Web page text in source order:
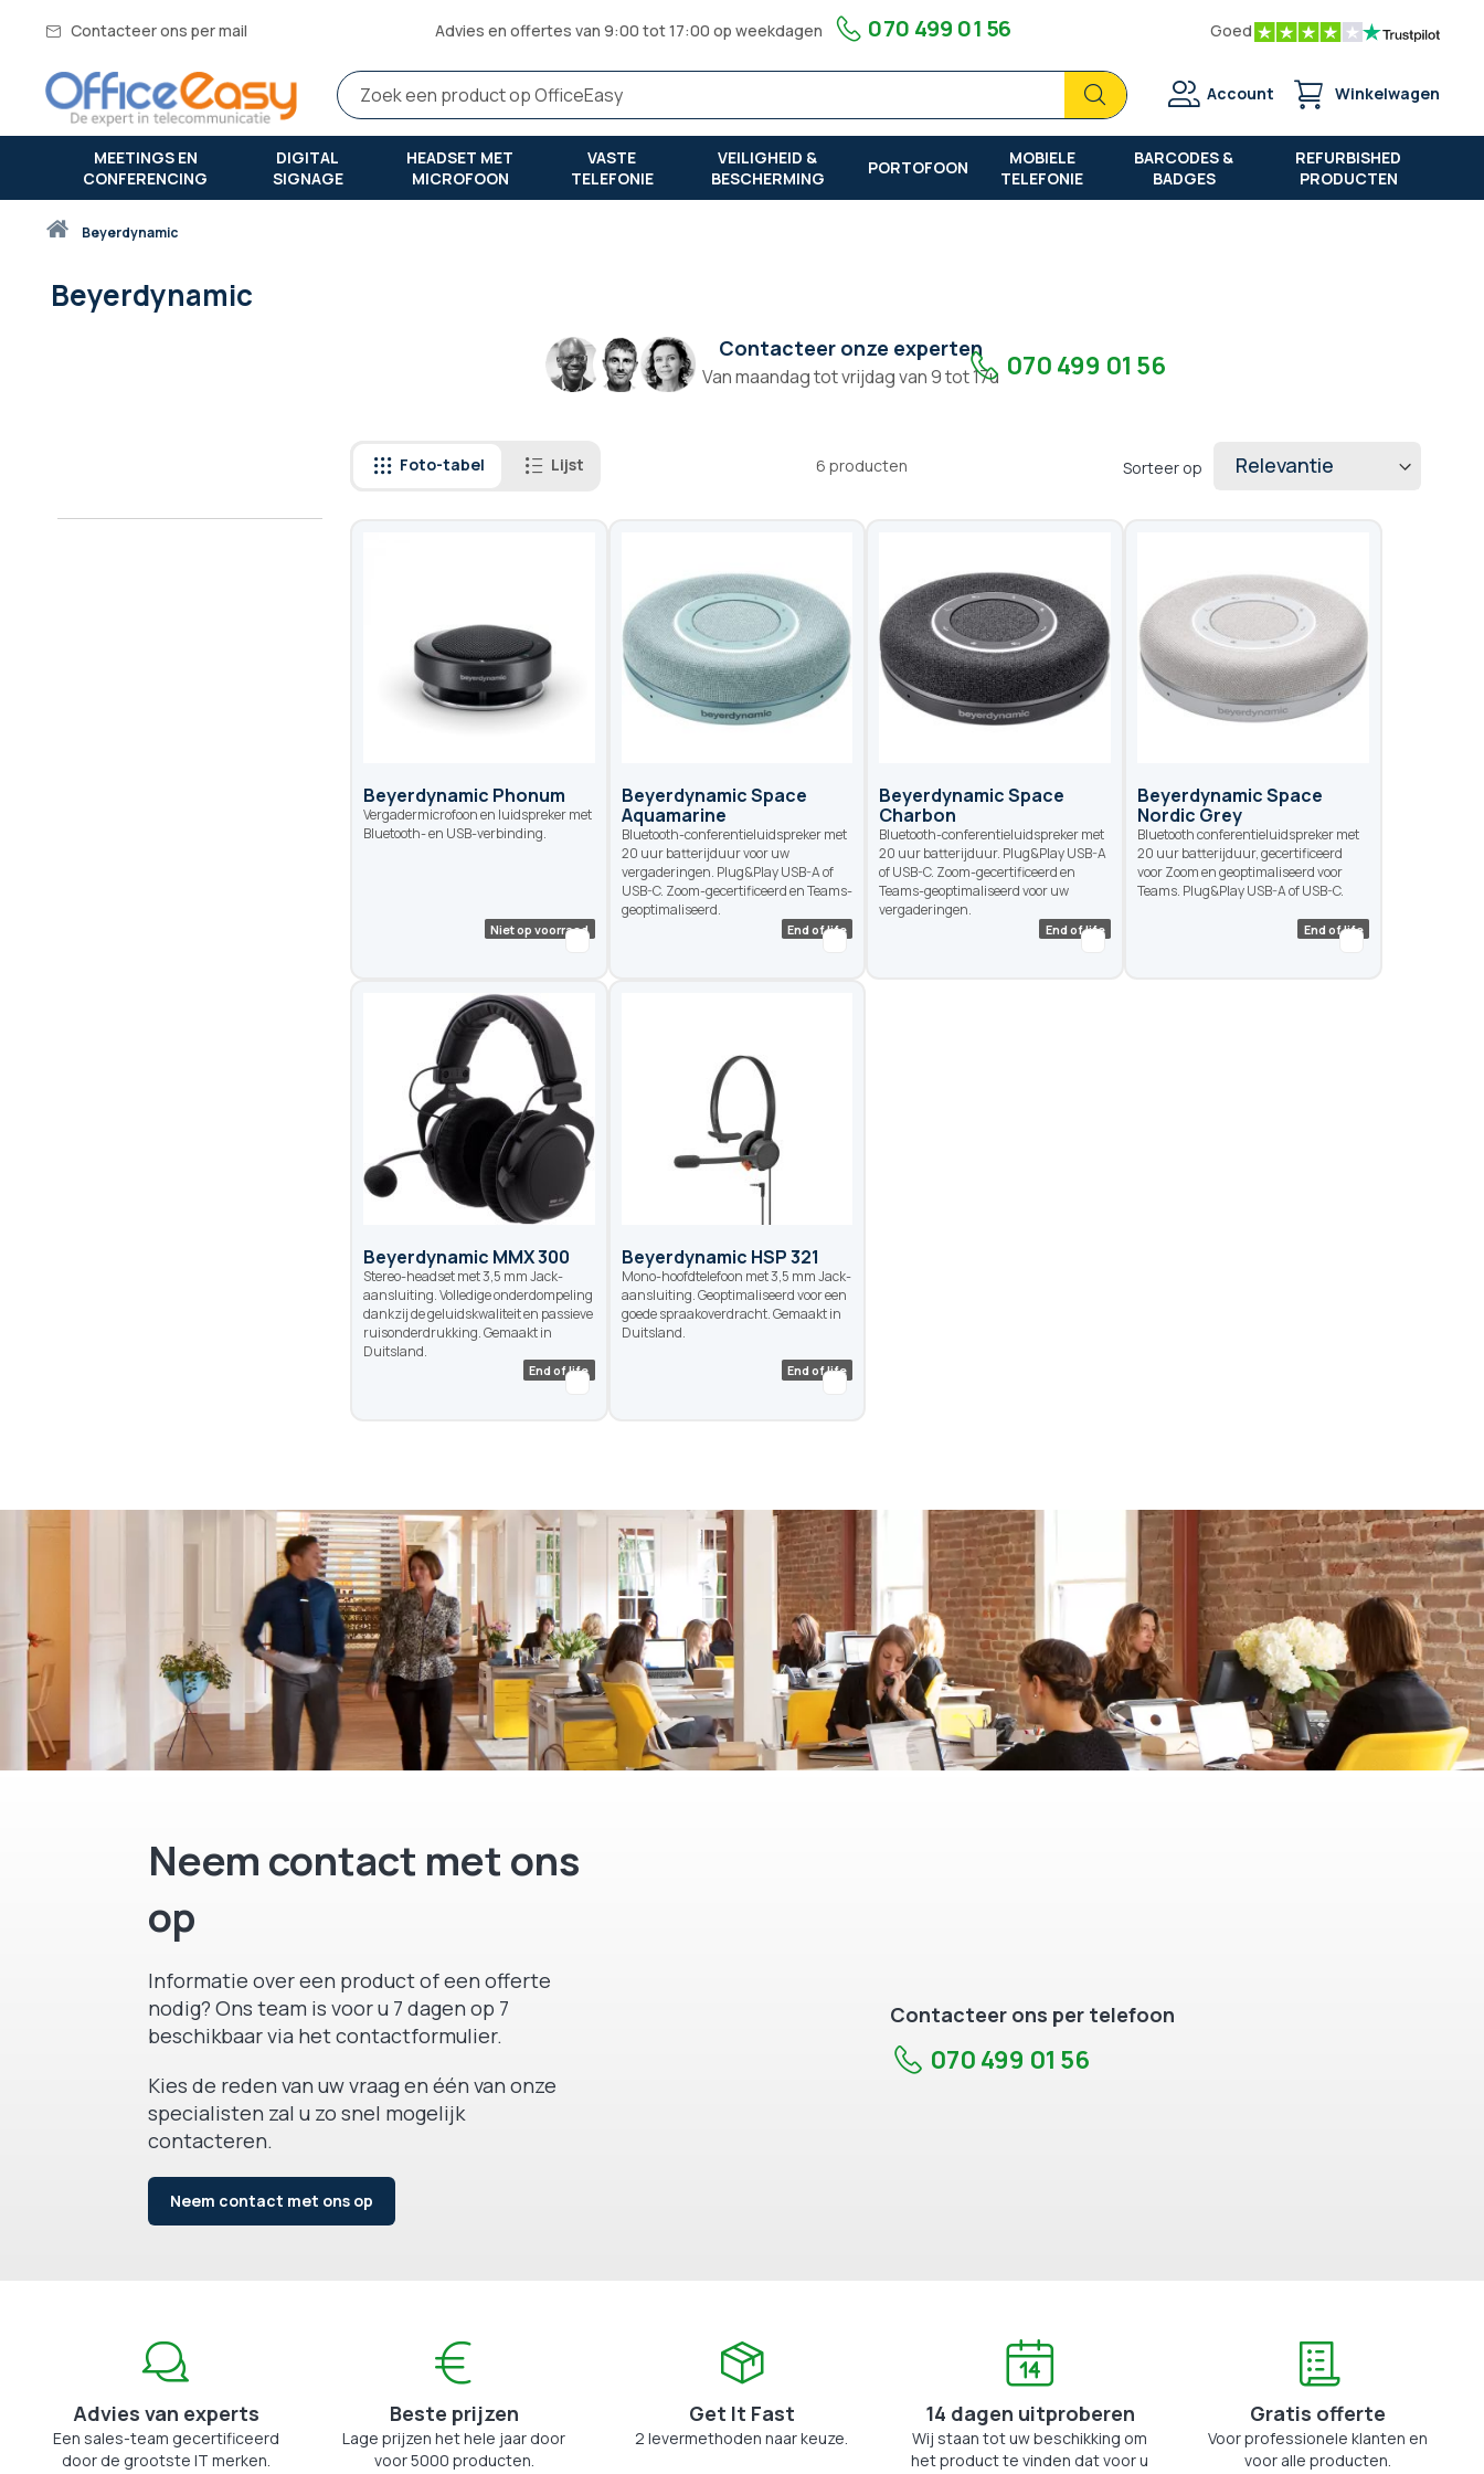
Contacteer ons per mail Advies en offertes van 9:00 tot 17:00 op weekdagen 070 499 01 56 Goed
Zoek
Zoek
Account Winkelwagen
MEETINGS EN
CONFERENCING
DIGITAL
SIGNAGE
HEADSET MET
MICROFOON
VASTE
TELEFONIE
VEILIGHEID &
BESCHERMING
PORTOFOON
MOBIELE
TELEFONIE
BARCODES &
BADGES
REFURBISHED
PRODUCTEN
Thuisbeyerdynamic
Beyerdynamic
Contacteer onze experten
Van maandag tot vrijdag van 9 tot 17u 070 499 01 56
Foto-tabel Lijst 6 producten Sorteer op
Beyerdynamic Phonum
Vergadermicrofoon en luidspreker met
Bluetooth- en USB-verbinding.
Niet op voorraad
Beyerdynamic Space
Aquamarine
Bluetooth-conferentieluidspreker met
20 uur batterijduur voor uw
vergaderingen. Plug&Play USB-A of
USB-C. Zoom-gecertificeerd en Teams-
geoptimaliseerd.
Beyerdynamic Space
Charbon
Bluetooth-conferentieluidspreker met
20 uur batterijduur. Plug&Play USB-A
of USB-C. Zoom-gecertificeerd en
Teams-geoptimaliseerd voor uw
vergaderingen.
Beyerdynamic Space
Nordic Grey
Bluetooth conferentieluidspreker met
20 uur batterijduur, gecertificeerd
voor Zoom en geoptimaliseerd voor
Teams. Plug&Play USB-A of USB-C.
Beyerdynamic MMX 300
Stereo-headset met 3,5 mm Jack-
aansluiting. Volledige onderdompeling
dankzij de geluidskwaliteit en passieve
ruisonderdrukking. Gemaakt in
Duitsland.
End of life
Beyerdynamic HSP 321
Mono-hoofdtelefoon met 3,5 mm Jack-
aansluiting. Geoptimaliseerd voor een
goede spraakoverdracht. Gemaakt in
Duitsland.
End of life
Neem contact met ons
op
Informatie over een product of een offerte
nodig? Ons team is voor u 7 dagen op 7
beschikbaar via het contactformulier.
Kies de reden van uw vraag en één van onze
specialisten zal u zo snel mogelijk
contacteren.
Neem contact met ons op
Contacteer ons per telefoon
070 499 01 56
Advies van experts
Een sales-team gecertificeerd
door de grootste IT merken.
Beste prijzen
Lage prijzen het hele jaar door
voor 5000 producten.
Get It Fast
2 levermethoden naar keuze.
14 dagen uitproberen
Wij staan tot uw beschikking om
het product te vinden dat voor u
Gratis offerte
Voor professionele klanten en
voor alle producten.